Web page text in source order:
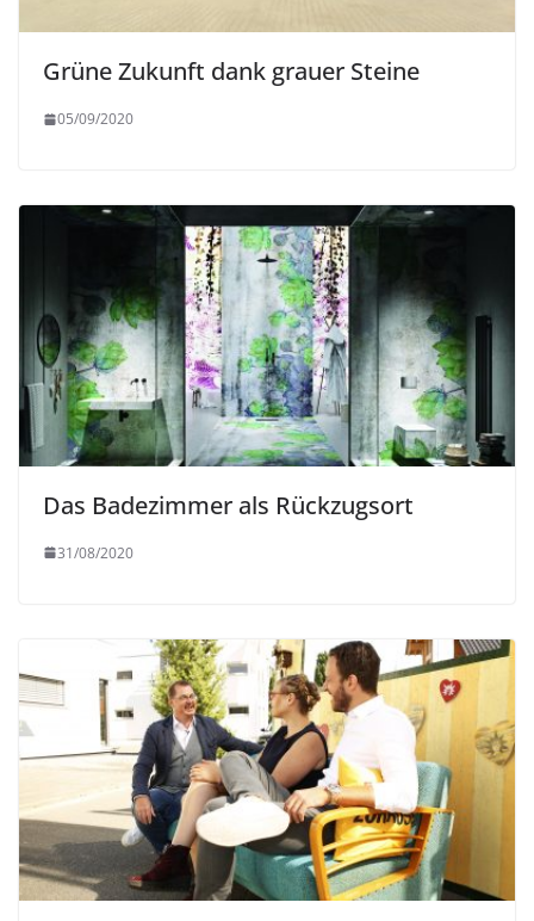
Grüne Zukunft dank grauer Steine
05/09/2020
Das Badezimmer als Rückzugsort
31/08/2020